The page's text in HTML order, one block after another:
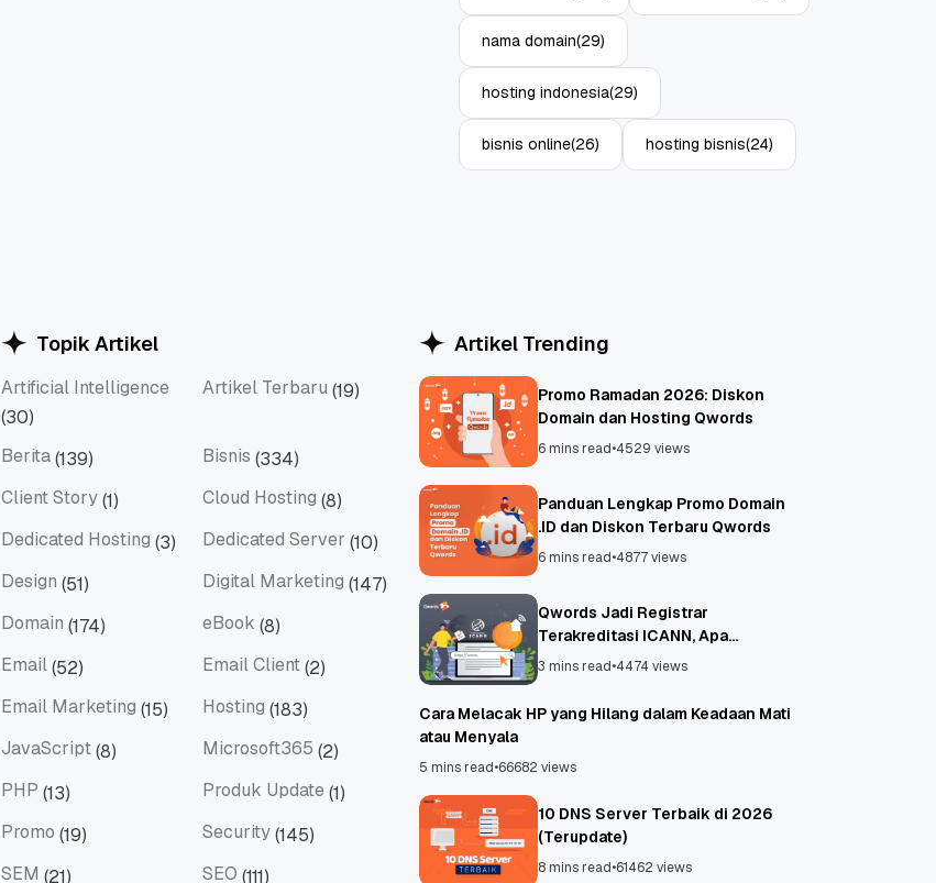
nama domain(29)
hosting indonesia(29)
bisnis online(26) hosting bisnis(24)
Topik Artikel
Artificial Intelligence
Artificial Intelligence
(30)
Artikel Terbaru (19)
Berita(139) Bisnis (334)
Client Story(1) Cloud Hosting (8)
Dedicated Hosting (3) Dedicated Server (10)
Design (51) Digital Marketing (147)
Domain (174) eBook (8)
Email(52) Email Client(2)
Email Marketing (15) Hosting (183)
JavaScript(8) Microsoft365 (2)
PHP (13) Produk Update (1)
Promo (19) Security(145)
SEM (21) SEO (111)
Artikel Trending
Promo Ramadan 2026: Diskon
Domain dan Hosting Qwords
6 mins read•4529 views
Panduan Lengkap Promo Domain
.ID dan Diskon Terbaru Qwords
6 mins read•4877 views
Qwords Jadi Registrar
Terakreditasi ICANN, Apa
Untungnya?
3 mins read•4474 views
Cara Melacak HP yang Hilang dalam Keadaan Mati
atau Menyala
5 mins read•66682 views
10 DNS Server Terbaik di 2026
(Terupdate)
8 mins read•61462 views